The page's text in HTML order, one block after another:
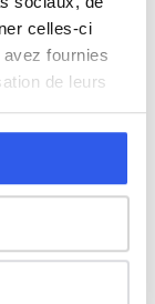
celles-ci
fournies
de leurs
Clotilde